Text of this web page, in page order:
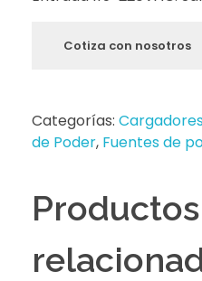
Cotiza con nosotros
Categorías:
de Poder, Fuentes de
Productos